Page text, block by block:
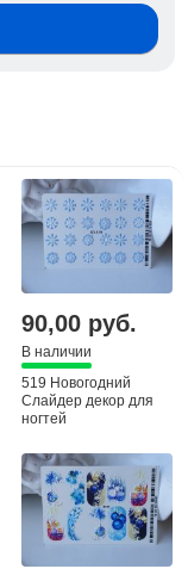
90,00 руб.
В наличии
519 Новогодний
Слайдер декор для
ногтей